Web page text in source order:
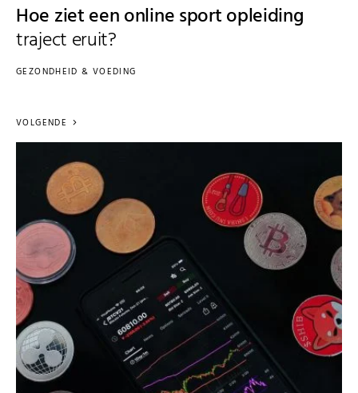
Hoe ziet een online sport opleiding
traject eruit?
GEZONDHEID & VOEDING
VOLGENDE